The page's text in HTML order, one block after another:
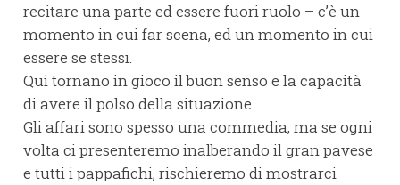
recitare una parte ed essere fuori ruolo – c’è un
momento in cui far scena, ed un momento in cui
essere se stessi.
Qui tornano in gioco il buon senso e la capacità
di avere il polso della situazione.
Gli affari sono spesso una commedia, ma se ogni
volta ci presenteremo inalberando il gran pavese
e tutti i pappafichi, rischieremo di mostrarci